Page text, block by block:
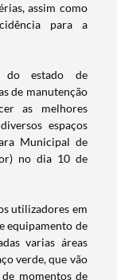
assim como
para a
do estado de
de manutenção
as melhores
espaços
Municipal de
no dia 10 de
utilizadores em
equipamento de
varias áreas
verde, que vão
momentos de